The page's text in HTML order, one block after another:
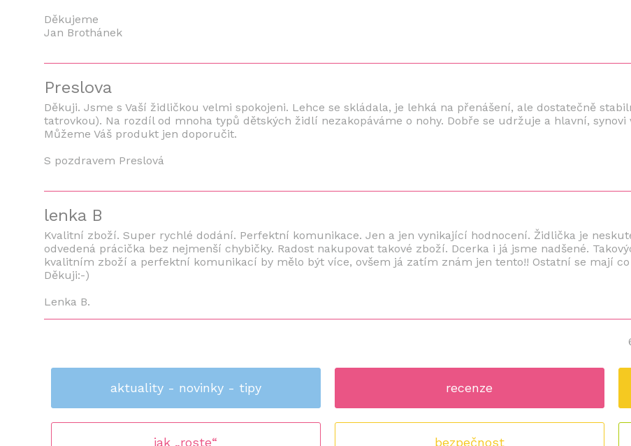
Děkujeme
Jan Brothánek
Preslova
Děkuji. Jsme s Vaší židličkou velmi spokojeni. Lehce se skládala, je lehká na přenášení, ale dostatečně
tatrovkou). Na rozdíl od mnoha typů dětských židlí nezakopáváme o nohy. Dobře se udržuje a hlavní,
Můžeme Váš produkt jen doporučit.
S pozdravem Preslová
lenka B
Kvalitní zboží. Super rychlé dodání. Perfektní komunikace. Jen a jen vynikající hodnocení. Židlička je
odvedená prácička bez nejmenší chybičky. Radost nakupovat takové zboží. Dcerka i já jsme nadšené.
kvalitním zboží a perfektní komunikací by mělo být více, ovšem já zatím znám jen tento!! Ostatní se mají
Děkuji:-)
Lenka B.
aktuality - novinky - tipy recenze
jak „roste“ bezpečnost